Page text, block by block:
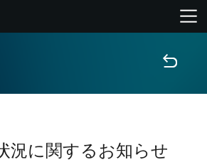
況に関するお知らせ